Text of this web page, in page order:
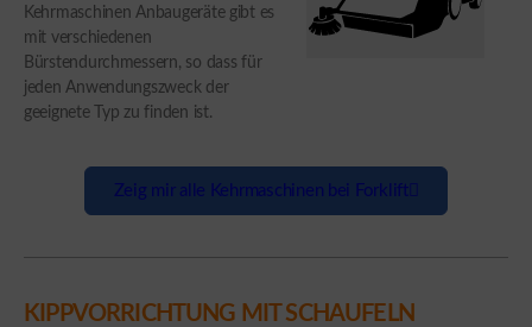
Kehrmaschinen Anbaugeräte gibt es
mit verschiedenen
Bürstendurchmessern, so dass für
jeden Anwendungszweck der
geeignete Typ zu finden ist.
Zeig mir alle Kehrmaschinen bei Forklift
KIPPVORRICHTUNG MIT SCHAUFELN